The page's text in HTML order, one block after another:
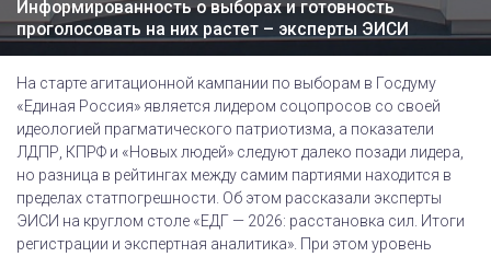
Информированность о выборах и готовность
проголосовать на них растет – эксперты ЭИСИ
На старте агитационной кампании по выборам в Госдуму
«Единая Россия» является лидером соцопросов со своей
идеологией прагматического патриотизма, а показатели
ЛДПР, КПРФ и «Новых людей» следуют далеко позади лидера,
но разница в рейтингах между самим партиями находится в
пределах статпогрешности. Об этом рассказали эксперты
ЭИСИ на круглом столе «ЕДГ — 2026: расстановка сил. Итоги
регистрации и экспертная аналитика». При этом уровень